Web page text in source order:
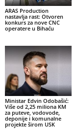
ARAS Production
nastavlja rast: Otvoren
konkurs za nove CNC
operatere u Bihaću
Ministar Edvin Odobašić:
Više od 2,25 miliona KM
za puteve, vodovode,
deponije i komunalne
projekte širom USK